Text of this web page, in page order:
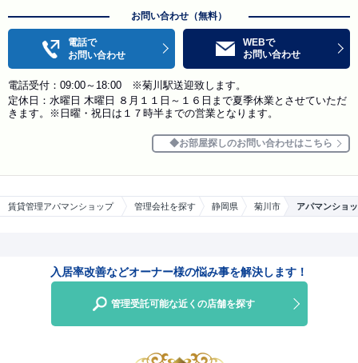
賃貸管理アパマンショップ 管理会社を探す 静岡県 菊川市 アパマンショ
お問い合わせ（無料）
電話で
お問い合わせ
WEBで
お問い合わせ
電話受付：09:00～18:00 ※菊川駅送迎致します。
定休日：水曜日 木曜日 ８月１１日～１６日まで夏季休業とさせていただ
きます。※日曜・祝日は１７時半までの営業となります。
お部屋探しのお問い合わせはこちら
入居率改善などオーナー様の悩み事を解決します！
管理受託可能な近くの店舗を探す